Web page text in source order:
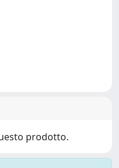
prodotto.